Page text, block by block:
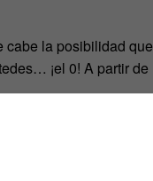
cabe la posibilidad que
¡el 0! A partir de
muy concreta…